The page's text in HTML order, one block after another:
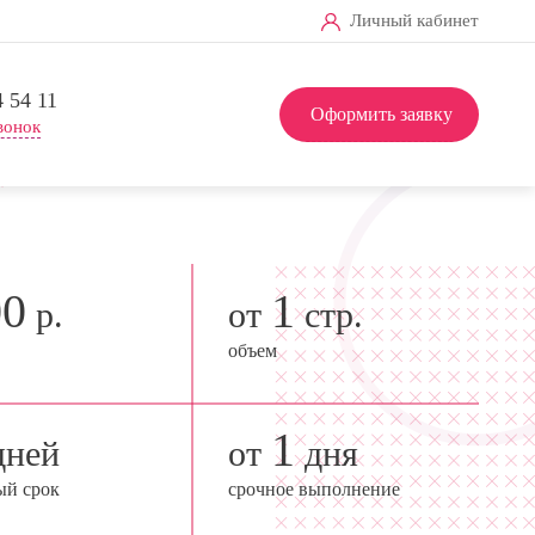
Личный кабинет
54 11
Оформить заявку
р. от 1стр.
объем
срок
от 1дня
срочное выполнение